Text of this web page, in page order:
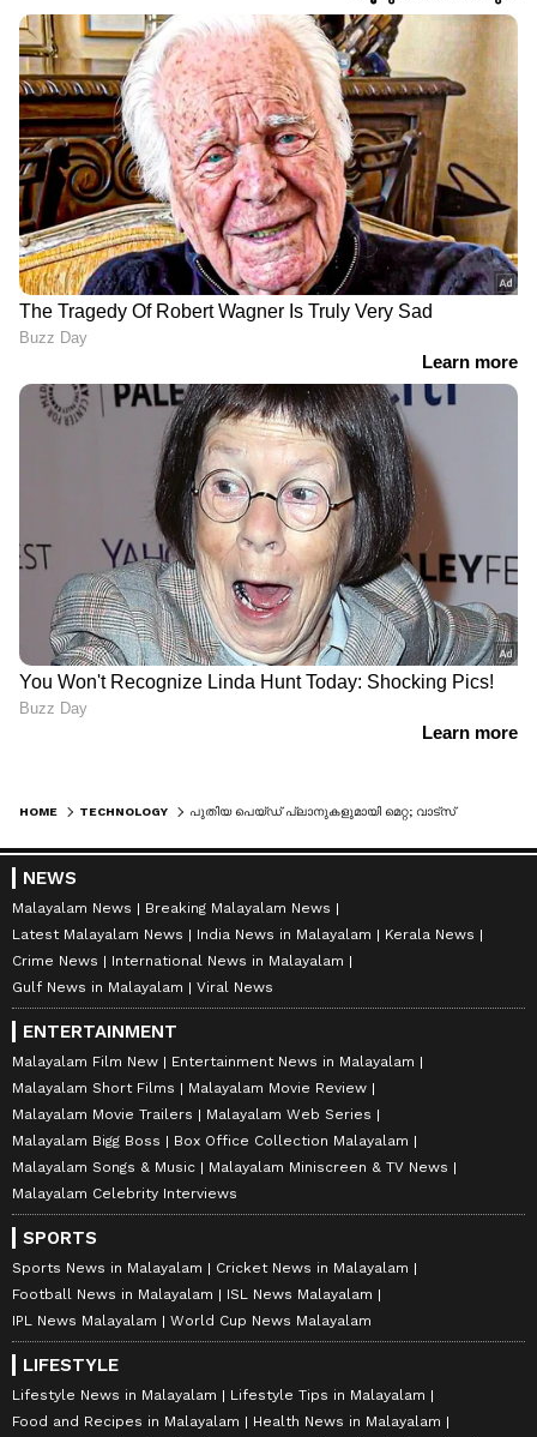
HOME TECHNOLOGY പുതിയ പെയ്‌ഡ് പ്ലാനുകളുമായി മെറ്റ; വാട്‌സ്ആപ്പ്, ഇൻസ്റ്റഗ്രാം, ഫേസ്ബുക്ക് എന്നിവയ്‌ക്ക് ഇനി പ്രീമിയം സേവനങ്ങൾ
NEWS
Malayalam News
Breaking Malayalam News
Latest Malayalam News
India News in Malayalam
Kerala News
Crime News
International News in Malayalam
Gulf News in Malayalam
Viral News
ENTERTAINMENT
Malayalam Film New
Entertainment News in Malayalam
Malayalam Short Films
Malayalam Movie Review
Malayalam Movie Trailers
Malayalam Web Series
Malayalam Bigg Boss
Box Office Collection Malayalam
Malayalam Songs & Music
Malayalam Miniscreen & TV News
Malayalam Celebrity Interviews
SPORTS
Sports News in Malayalam
Cricket News in Malayalam
Football News in Malayalam
ISL News Malayalam
IPL News Malayalam
World Cup News Malayalam
LIFESTYLE
Lifestyle News in Malayalam
Lifestyle Tips in Malayalam
Food and Recipes in Malayalam
Health News in Malayalam